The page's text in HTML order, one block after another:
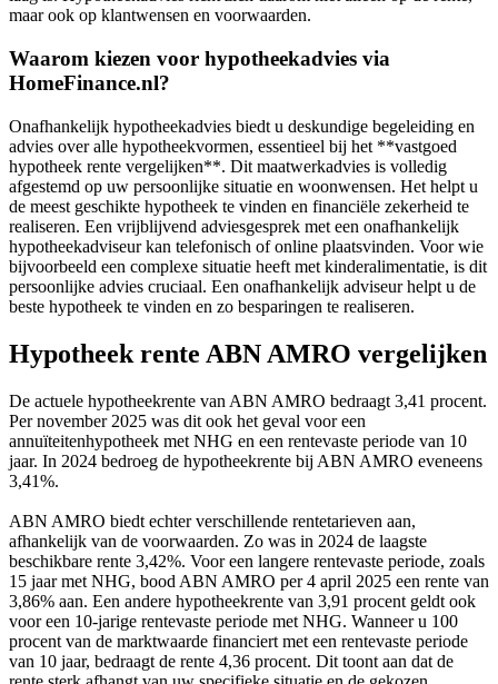
maar ook op klantwensen en voorwaarden.
Waarom kiezen voor hypotheekadvies via
HomeFinance.nl?
Onafhankelijk hypotheekadvies biedt u deskundige begeleiding en
advies over alle hypotheekvormen, essentieel bij het **vastgoed
hypotheek rente vergelijken**. Dit maatwerkadvies is volledig
afgestemd op uw persoonlijke situatie en woonwensen. Het helpt u
de meest geschikte hypotheek te vinden en financiële zekerheid te
realiseren. Een vrijblijvend adviesgesprek met een onafhankelijk
hypotheekadviseur kan telefonisch of online plaatsvinden. Voor wie
bijvoorbeeld een complexe situatie heeft met kinderalimentatie, is dit
persoonlijke advies cruciaal. Een onafhankelijk adviseur helpt u de
beste hypotheek te vinden en zo besparingen te realiseren.
Hypotheek rente ABN AMRO vergelijken
De actuele hypotheekrente van ABN AMRO bedraagt 3,41 procent.
Per november 2025 was dit ook het geval voor een
annuïteitenhypotheek met NHG en een rentevaste periode van 10
jaar. In 2024 bedroeg de hypotheekrente bij ABN AMRO eveneens
3,41%.
ABN AMRO biedt echter verschillende rentetarieven aan,
afhankelijk van de voorwaarden. Zo was in 2024 de laagste
beschikbare rente 3,42%. Voor een langere rentevaste periode, zoals
15 jaar met NHG, bood ABN AMRO per 4 april 2025 een rente van
3,86% aan. Een andere hypotheekrente van 3,91 procent geldt ook
voor een 10-jarige rentevaste periode met NHG. Wanneer u 100
procent van de marktwaarde financiert met een rentevaste periode
van 10 jaar, bedraagt de rente 4,36 procent. Dit toont aan dat de